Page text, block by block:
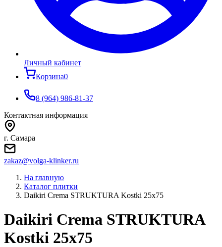
Личный кабинет
Корзина0
8 (964) 986-81-37
Контактная информация
г. Самара
zakaz@volga-klinker.ru
На главную
Каталог плитки
Daikiri Crema STRUKTURA Kostki 25x75
Daikiri Crema STRUKTURA
Kostki 25x75